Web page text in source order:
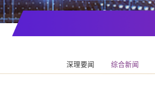
深理要闻 综合新闻